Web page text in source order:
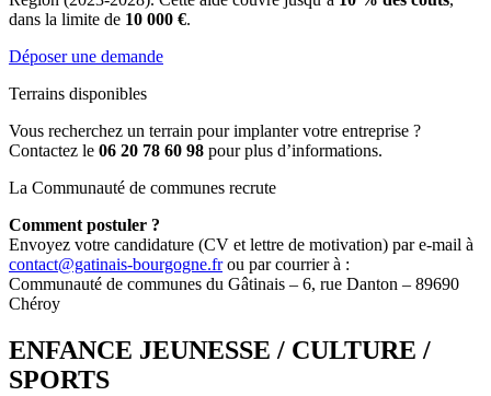
dans la limite de 10 000 €.
Déposer une demande
Terrains disponibles
Vous recherchez un terrain pour implanter votre entreprise ?
Contactez le 06 20 78 60 98 pour plus d’informations.
La Communauté de communes recrute
Comment postuler ?
Envoyez votre candidature (CV et lettre de motivation) par e-mail à
contact@gatinais-bourgogne.frou par courrier à :
Communauté de communes du Gâtinais – 6, rue Danton – 89690
Chéroy
ENFANCE JEUNESSE / CULTURE /
SPORTS